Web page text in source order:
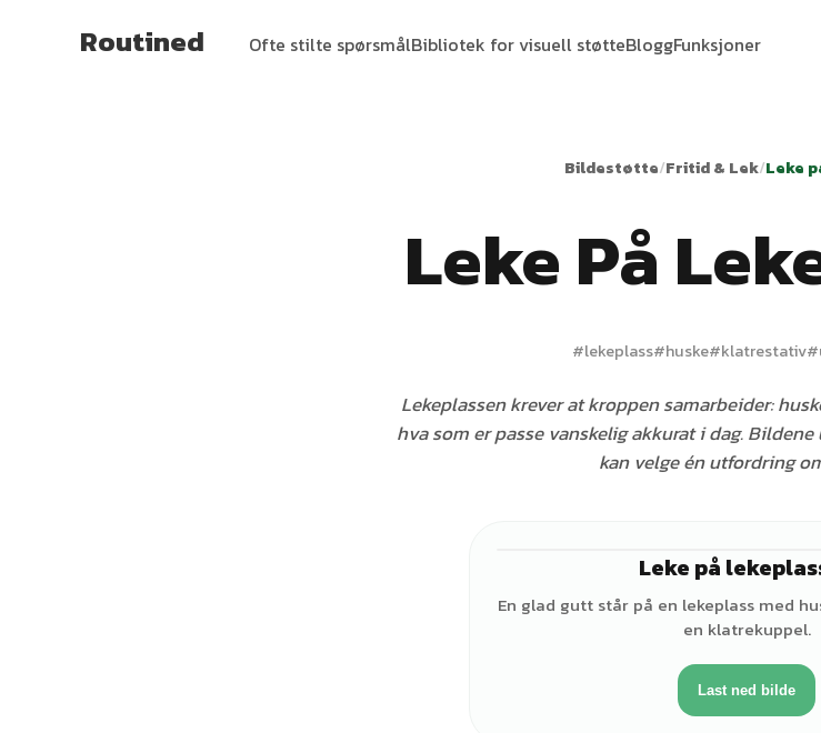
Routined Ofte stilte spørsmålBibliotek for visuell støtteBloggFunksjoner
Bildestøtte/Fritid & Lek/Leke
Leke På
#lekeplass#huske#klatrestativ#
Lekeplassen krever at kroppen samarbeider:
hva som er passe vanskelig akkurat i dag.
kan velge én utfordring
Leke på
En glad gutt står på en lekeplass med
en klatrekuppel.
Last ned bilde